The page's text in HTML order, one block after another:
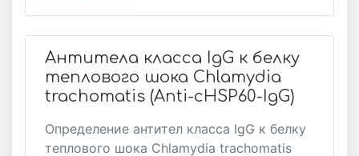
Антитела класса IgG к белку
теплового шока Chlamydia
trachomatis (Anti-cHSP60-IgG)
Определение антител класса IgG к белку
теплового шока Chlamydia trachomatis